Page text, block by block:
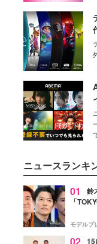
ニュースランキ
01
鈴
「
最大の
モデルプ
15